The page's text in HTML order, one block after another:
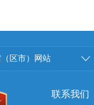
区市）网站
联系我们